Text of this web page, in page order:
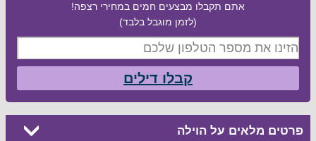
אתם תקבלו מבצעים חמים במחירי רצפה!
(לזמן מוגבל בלבד)
קבלו דילים
פרטים מלאים על הוילה